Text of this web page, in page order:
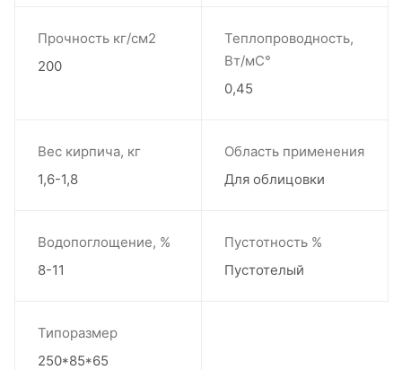
Прочность кг/см2
200
Теплопроводность,
Вт/мС°
0,45
Вес кирпича, кг
1,6-1,8
Область применения
Для облицовки
Водопоглощение, %
8-11
Пустотность %
Пустотелый
Типоразмер
250*85*65